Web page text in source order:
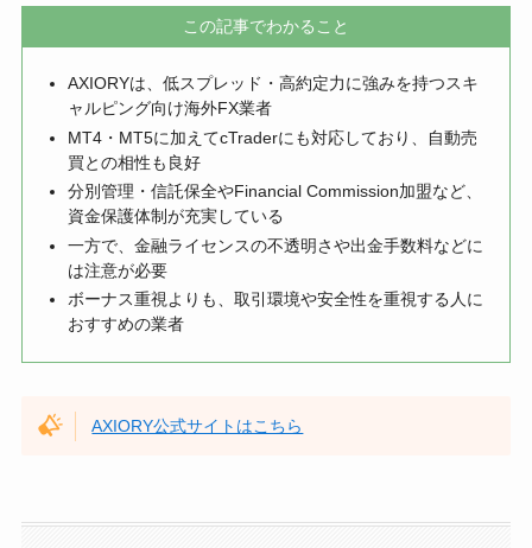
この記事でわかること
AXIORYは、低スプレッド・高約定力に強みを持つスキ
ャルピング向け海外FX業者
MT4・MT5に加えてcTraderにも対応しており、自動売
買との相性も良好
分別管理・信託保全やFinancial Commission加盟など、
資金保護体制が充実している
一方で、金融ライセンスの不透明さや出金手数料などに
は注意が必要
ボーナス重視よりも、取引環境や安全性を重視する人に
おすすめの業者
AXIORY公式サイトはこちら